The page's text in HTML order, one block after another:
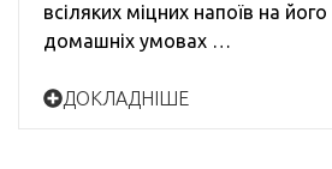
всіляких міцних напоїв на його
домашніх умовах …
ДОКЛАДНІШЕ